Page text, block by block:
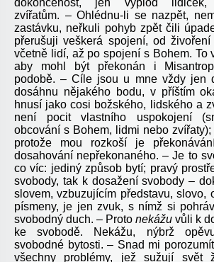
zvířatům. – Ohlédnu-li se nazpět,
zastávku, neřkuli pohyb zpět čili
přerušuji veškerá spojení, od
včetně lidí, až po spojení s Bohem. To
aby mohl být překonán i
podobě. – Cíle jsou u mne vždy jen
dosáhnu nějakého bodu, v příštím
hnusí jako cosi božského, lidského a
není pocit vlastního uspokojení
obcování s Bohem, lidmi nebo
protože mou rozkoší je
dosahování nepřekonaného. – Je to
co víc: jediný způsob bytí; pravý
svobody, tak k dosažení svobody –
slovem, vzbuzujícím představu, slovo,
písmeny, je jen zvuk, s nímž si
svobodný duch. – Proto nekážu vůli k
ke svobodě. Nekážu, nýbrž
svobodné bytosti. – Snad mi
všechny problémy, jež sužují svět